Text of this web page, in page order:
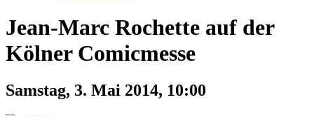
Jean-Marc Rochette auf der
Kölner Comicmesse
Samstag, 3. Mai 2014, 10:00